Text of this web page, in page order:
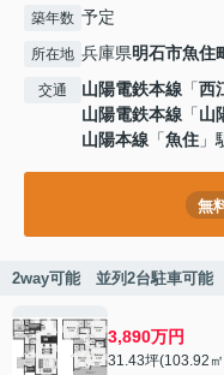
築年数 予定
所在地 兵庫県明石市魚住
交通 山陽電鉄本線 「西
山陽電鉄本線 「山
山陽本線 「魚住 」
無
2way可能 並列2台駐車可
3,890万円
31.43坪(103.92